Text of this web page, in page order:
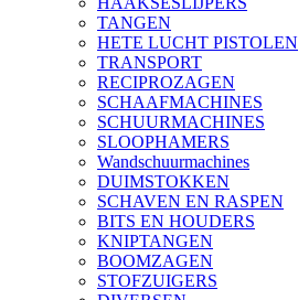
TANGEN
HETE LUCHT PISTOLEN
TRANSPORT
RECIPROZAGEN
SCHAAFMACHINES
SCHUURMACHINES
SLOOPHAMERS
Wandschuurmachines
DUIMSTOKKEN
SCHAVEN EN RASPEN
BITS EN HOUDERS
KNIPTANGEN
BOOMZAGEN
STOFZUIGERS